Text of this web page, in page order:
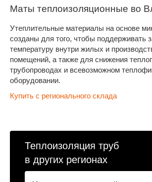
Маты теплоизоляционные во
Утеплительные материалы на основе
созданы для того, чтобы поддерживать
температуру внутри жилых и
помещений, а также для снижения
трубопроводах и всевозможном
оборудовании.
Купить с регионального склада
Теплоизоляция труб
в других регионах